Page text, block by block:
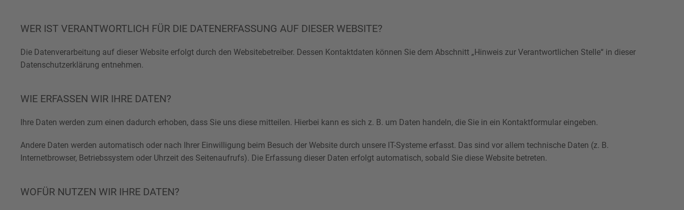
WER IST VERANTWORTLICH FÜR DIE DATENERFASSUNG AUF DIESER WEBSITE?
Die Datenverarbeitung auf dieser Website erfolgt durch den Websitebetreiber. Dessen Kontaktdaten können Sie dem Abschnitt „Hinweis zur Verantwortlichen Stelle“ in dieser
Datenschutzerklärung entnehmen.
WIE ERFASSEN WIR IHRE DATEN?
Ihre Daten werden zum einen dadurch erhoben, dass Sie uns diese mitteilen. Hierbei kann es sich z. B. um Daten handeln, die Sie in ein Kontaktformular eingeben.
Andere Daten werden automatisch oder nach Ihrer Einwilligung beim Besuch der Website durch unsere IT-Systeme erfasst. Das sind vor allem technische Daten (z. B.
Internetbrowser, Betriebssystem oder Uhrzeit des Seitenaufrufs). Die Erfassung dieser Daten erfolgt automatisch, sobald Sie diese Website betreten.
WOFÜR NUTZEN WIR IHRE DATEN?